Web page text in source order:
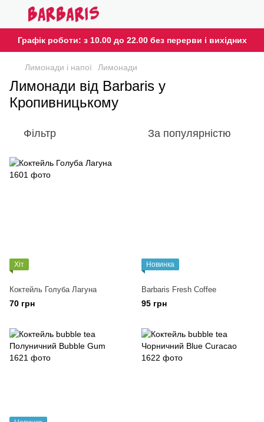
Графік роботи: з 10.00 до 22.00 без перерви і вихідних
Лимонади і напої Лимонади
Лимонади від Barbaris у
Кропивницькому
Фільтр За популярністю
Хіт
Коктейль Голуба Лагуна
70 грн
Новинка
Barbaris Fresh Coffee
95 грн